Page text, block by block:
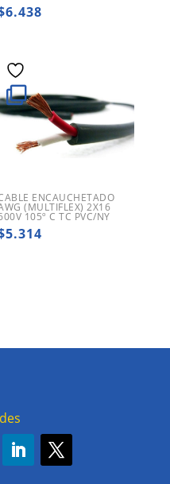
6.438
ENCAUCHETADO
(MULTIFLEX) 2X16
105º C TC PVC/NY
5.314